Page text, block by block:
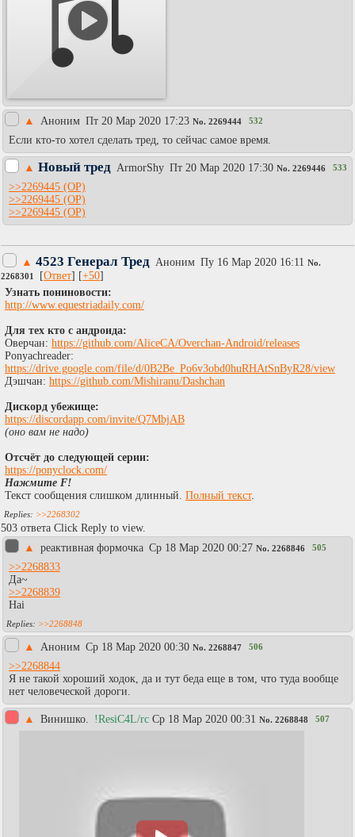
Play
▲ Аноним Пт 20 Мар 2020 17:23 No. 2269444 532
Если кто-то хотел сделать тред, то сейчас самое время.
▲ Новый тред АrmоrShy Пт 20 Мар 2020 17:30 No. 2269446 533
>>2269445
>>2269445
>>2269445
▲ 4523 Генерал Тред Аноним Пy 16 Мар 2020 16:11 No.
2268301
[Ответ] [+50]
Узнать пониновости:
http://www.equestriadaily.com/
Для тех кто с андроида:
Оверчан: https://github.com/AliceCA/Overchan-Android/releases
Ponyachreader:
https://drive.google.com/file/d/0B2Be_Po6v3obd0huRHAtSnByR28/view
Дэшчан: https://github.com/Mishiranu/Dashchan
Дискорд убежище:
https://discordapp.com/invite/Q7MbjAB
(оно вам не надо)
Отсчёт до следующей серии:
https://ponyclock.com/
Нажмите F!
Текст сообщения слишком длинный. Полный текст.
>>2268302
503 ответа Click Reply to view.
▲
реактивная формочка Ср 18 Мар 2020 00:27 No. 2268846 505
>>2268833
Да~
>>2268839
Hai
>>2268848
▲ Аноним Ср 18 Мар 2020 00:30 No. 2268847 506
>>2268844
Я не такой хороший ходок, да и тут беда еще в том, что туда вообще
нет человеческой дороги.
▲ Винишко. !ResiC4L/rc Ср 18 Мар 2020 00:31 No. 2268848 507